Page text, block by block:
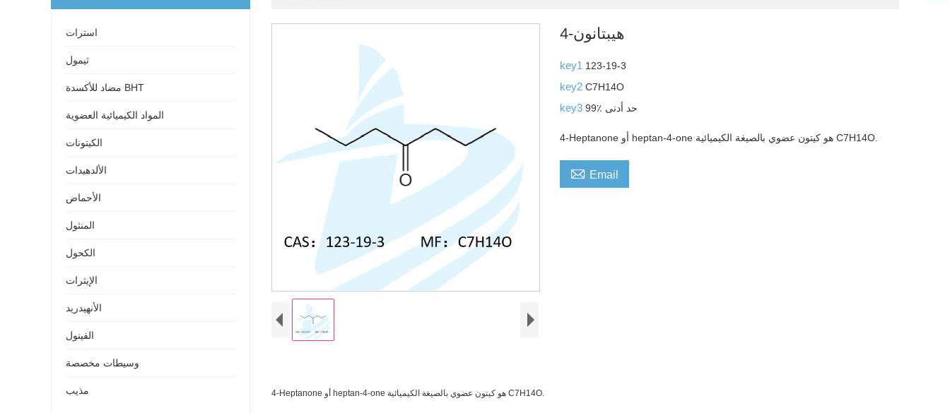
4-هيبتانون
key1 123-19-3
key2C7H14O
key3 99٪ حد أدنى
4-Heptanone أو heptan-4-one هو كيتون عضوي بالصيغة الكيميائية C7H14O.
 Email
4-Heptanone أو heptan-4-one هو كيتون عضوي بالصيغة الكيميائية C7H14O.
استرات
ثيمول
مضاد للأكسدة BHT
المواد الكيميائية العضوية
الكيتونات
الألدهيدات
الأحماض
المنثول
الكحول
الإيثرات
الأنهيدريد
الفينول
وسيطات مخصصة
مذيب